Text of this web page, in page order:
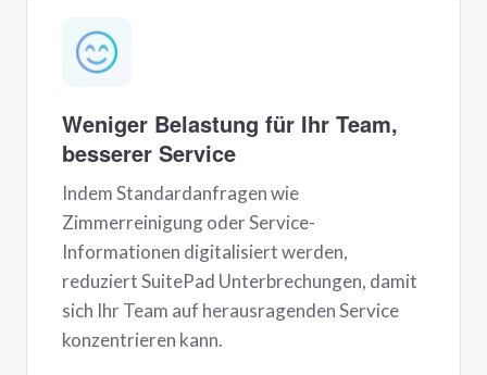
Weniger Belastung für Ihr Team,
besserer Service
Indem Standardanfragen wie
Zimmerreinigung oder Service-
Informationen digitalisiert werden,
reduziert SuitePad Unterbrechungen, damit
sich Ihr Team auf herausragenden Service
konzentrieren kann.